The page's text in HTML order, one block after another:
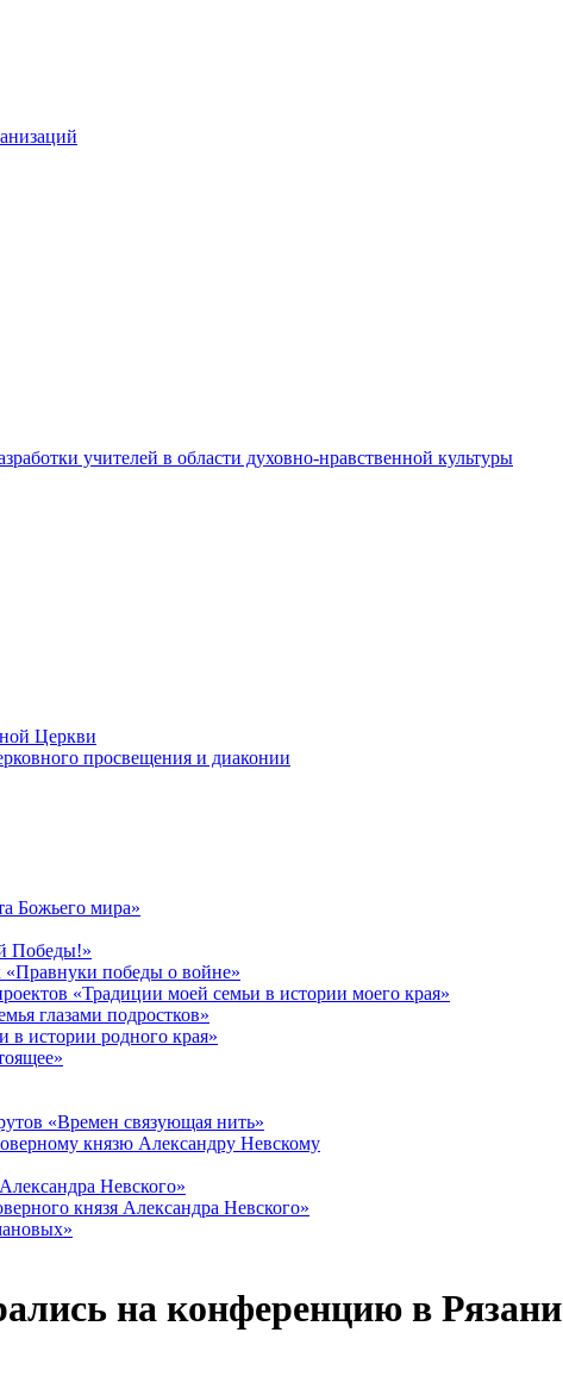
учителей в области духовно-нравственной культуры
Церкви
просвещения и диаконии
Божьего мира»
Победы!»
победы о войне»
«Традиции моей семьи в истории моего края»
глазами подростков»
истории родного края»
«Времен связующая нить»
князю Александру Невскому
Невского»
князя Александра Невского»
на конференцию в Рязани